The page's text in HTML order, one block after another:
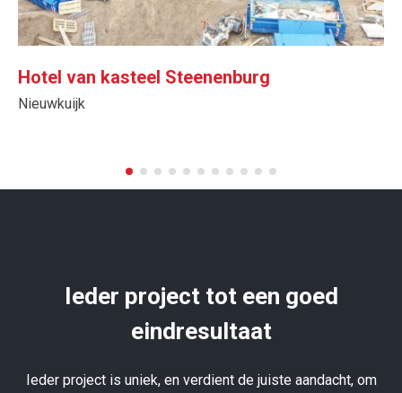
Hotel van kasteel Steenenburg
Nieuwkuijk
Ieder project tot een goed
eindresultaat
Ieder project is uniek, en verdient de juiste aandacht, om